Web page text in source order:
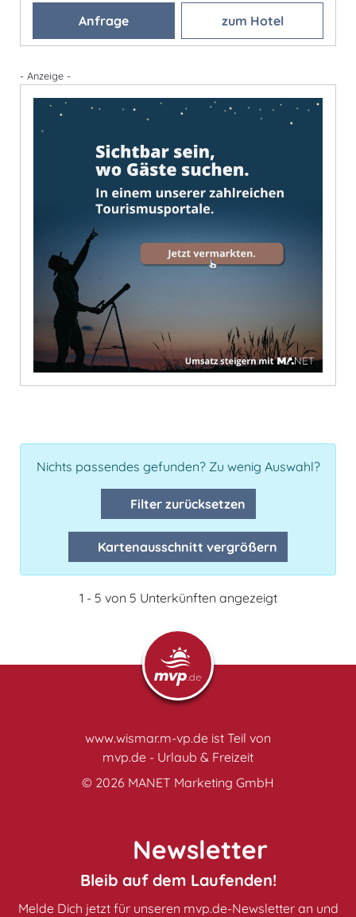
Anfrage zum Hotel
- Anzeige -
Nichts passendes gefunden? Zu wenig Auswahl?
Filter zurücksetzen
Kartenausschnitt vergrößern
1 - 5 von 5 Unterkünften angezeigt
www.wismar.m-vp.de ist Teil von
mvp.de - Urlaub & Freizeit
© 2026 MANET Marketing GmbH
Newsletter
Bleib auf dem Laufenden!
Melde Dich jetzt für unseren mvp.de-Newsletter an und